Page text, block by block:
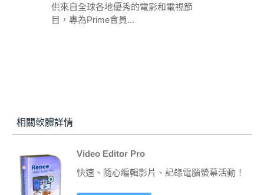
供來自全球各地優秀的電影和電視節
目，專為Prime會員...
相關軟體詳情
Video Editor Pro
快速、隨心編輯影片、記錄電腦螢幕活動！